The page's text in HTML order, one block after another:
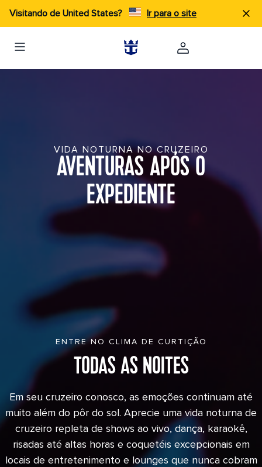
Visitando de United States? Ir para o site
VIDA NOTURNA NO CRUZEIRO
AVENTURAS APÓS O
EXPEDIENTE
ENTRE NO CLIMA DE CURTIÇÃO
TODAS AS NOITES
Em seu cruzeiro conosco, as emoções continuam até
muito além do pôr do sol. Aprecie uma vida noturna de
cruzeiro repleta de shows ao vivo, dança, karaokê,
risadas até altas horas e coquetéis excepcionais em
locais de entretenimento e lounges que nunca cobram